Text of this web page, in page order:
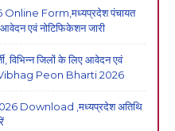
Form,मध्यप्रदेश पंचायत
एवं नोटिफिकेशन जारी
विभिन्न जिलों के लिए आवेदन एवं
Vibhag Peon Bharti 2026
Download ,मध्यप्रदेश अतिथि